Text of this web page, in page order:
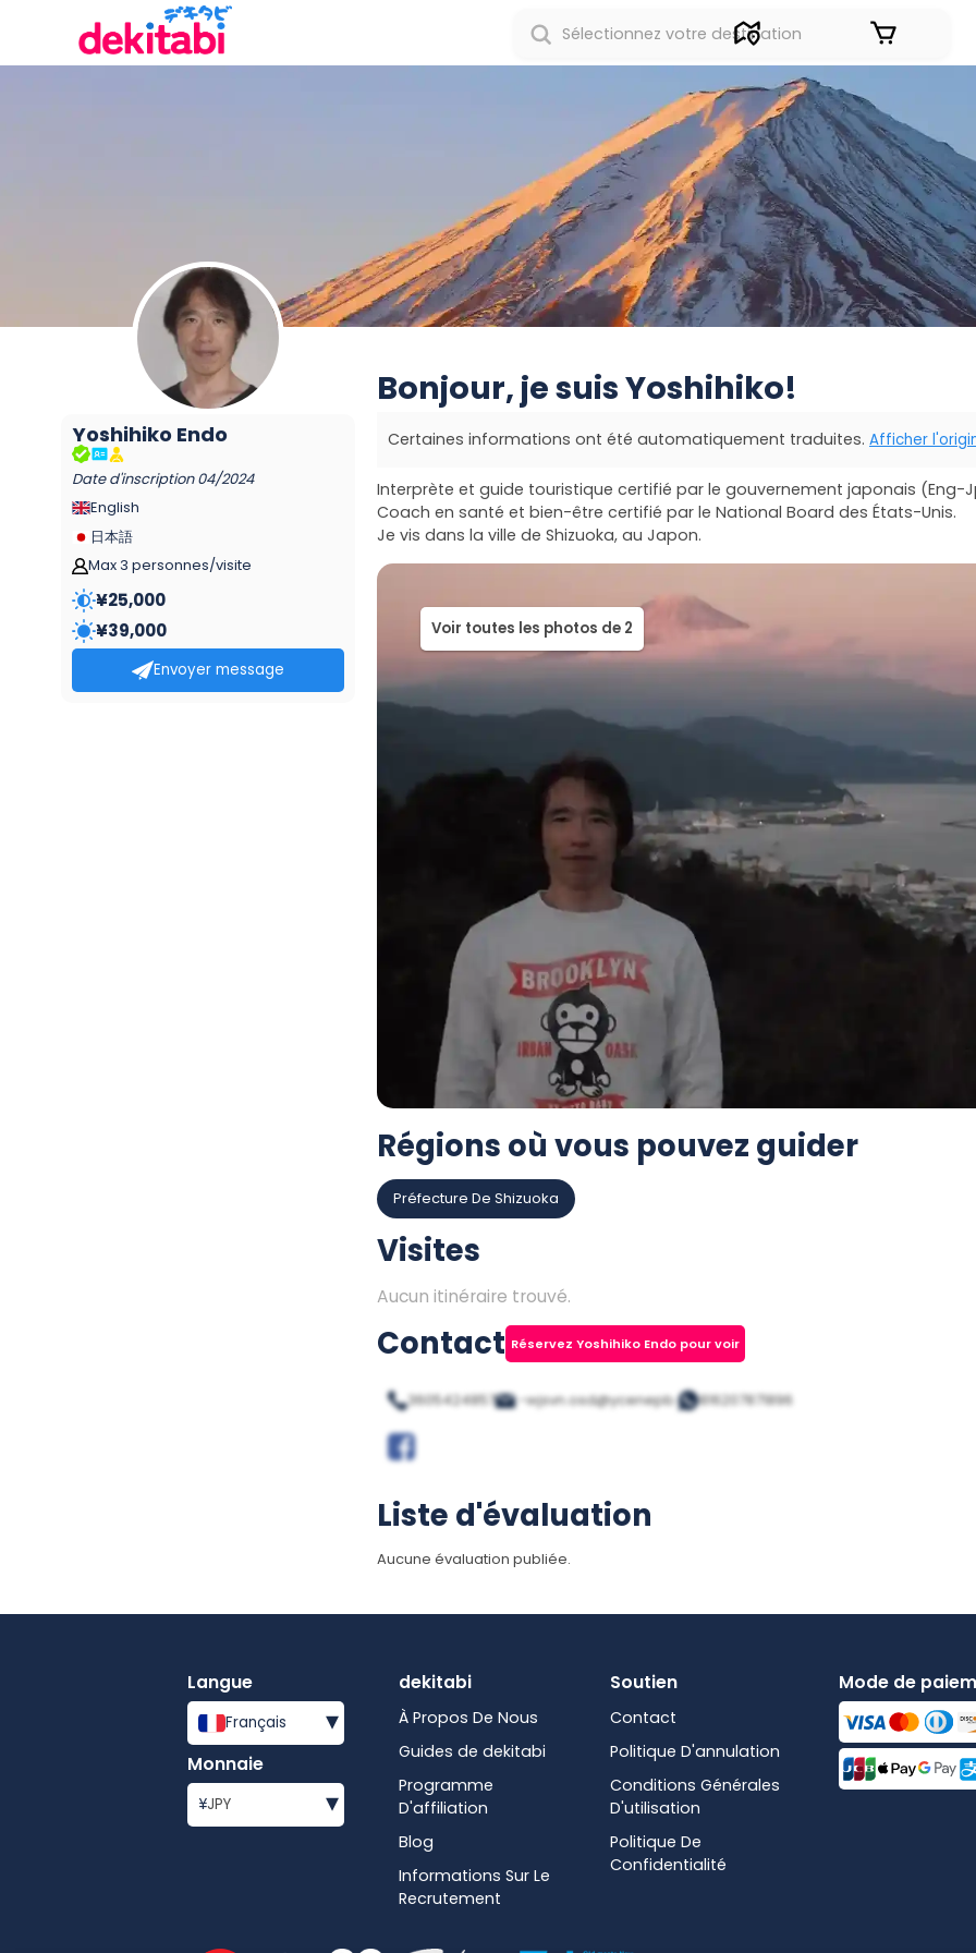
S'identifier
Bonjour, je suis Yoshihiko!
Certaines informations ont été automatiquement traduites. Afficher
Interprète et guide touristique certifié par le gouvernement japonais (Eng-
Coach en santé et bien-être certifié par le National Board des États-Unis.
Voir toutes les photos de 2
Régions où vous pouvez guider
Préfecture De Shizuoka
Visites
Aucun itinéraire trouvé.
Contact Réservez Yoshihiko Endo pour voir
3605424857 .-wjsvn.osd@ycenepb. 816207871896
Liste d'évaluation
Aucune évaluation publiée.
Yoshihiko Endo
Date d'inscription 04/2024
English
日本語
Max 3 personnes/visite
¥25,000
¥39,000
Envoyer message
Langue
Français ▾
Monnaie
¥JPY ▾
dekitabi
À Propos De Nous
Guides de dekitabi
Programme
D'affiliation
Blog
Informations Sur Le
Recrutement
Soutien
Contact
Politique D'annulation
Conditions Générales
D'utilisation
Politique De
Confidentialité
Mode de